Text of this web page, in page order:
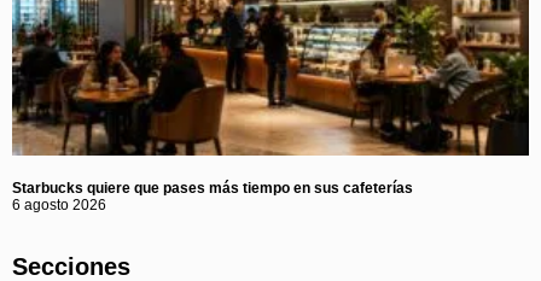
Starbucks quiere que pases más tiempo en sus cafeterías
6 agosto 2026
Secciones